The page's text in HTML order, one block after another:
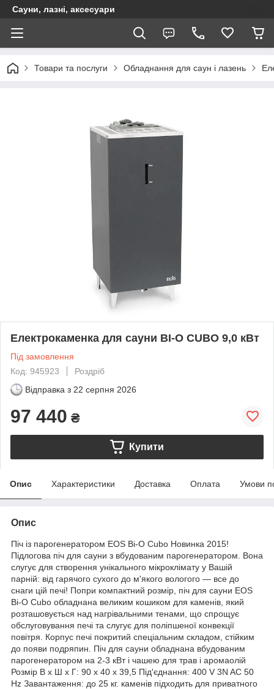
Сауни, лазні, аксесуари
Товари та послуги Обладнання для саун і лазень
Електрокаменка для сауни BI-O CUBO 9,0 кВт
Під замовлення
Код: 945923
Роздріб
Відправка з 22 серпня 2026
97 440 ₴
Купити
Опис Характеристики Доставка Оплата Умови
Опис
Піч із парогенератором EOS Bi-O Cubo Новинка 2015!
Підлогова піч для сауни з вбудованим парогенератором. Вона
слугує для створення унікального мікроклімату у Вашій
парній: від гарячого сухого до м'якого вологого — все до
снаги цій печі! Попри компактний розмір, піч для сауни EOS
Bi-O Cubo обладнана великим кошиком для каменів, який
розташовується над нагрівальними тенами, що спрощує
обслуговування печі та слугує для поліпшеної конвекції
повітря. Корпус печі покритий спеціальним складом, стійким
до появи подряпин. Піч для сауни обладнана вбудованим
парогенератором на 2-3 кВт і чашею для трав і аромаолій
Розмір В х Ш х Г: 90 х 40 х 39,5 Під'єднання: 400 V 3N AC 50
Hz Завантаження: до 25 кг. каменів підходить для приватного